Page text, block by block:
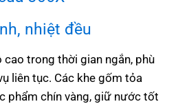
nhiệt đều
trong thời gian ngắn, phù
liên tục. Các khe gốm tỏa
phẩm chín vàng, giữ nước tốt